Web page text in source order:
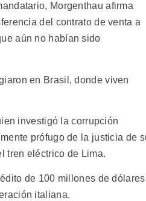
Morgenthau afirma
del contrato de venta a
aún no habían sido
en Brasil, donde viven
investigó la corrupción
prófugo de la justicia de
tren eléctrico de Lima.
de 100 millones de dólares
italiana.